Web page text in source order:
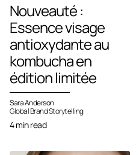
Nouveauté :
Essence visage
antioxydante au
kombucha en
édition limitée
Sara Anderson
Global Brand Storytelling
4 min read